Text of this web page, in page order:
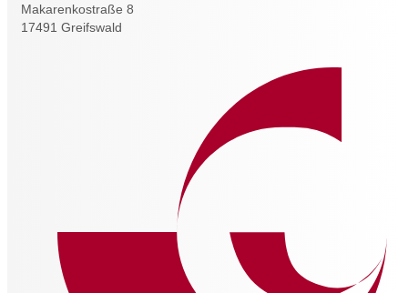
Makarenkostraße 8
17491 Greifswald